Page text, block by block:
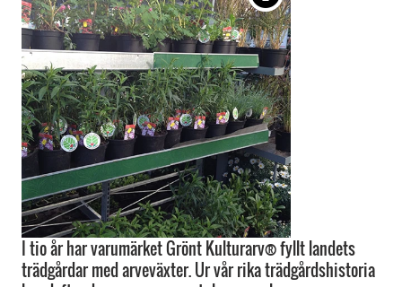
I tio år har varumärket Grönt Kulturarv® fyllt landets
trädgårdar med arveväxter. Ur vår rika trädgårdshistoria